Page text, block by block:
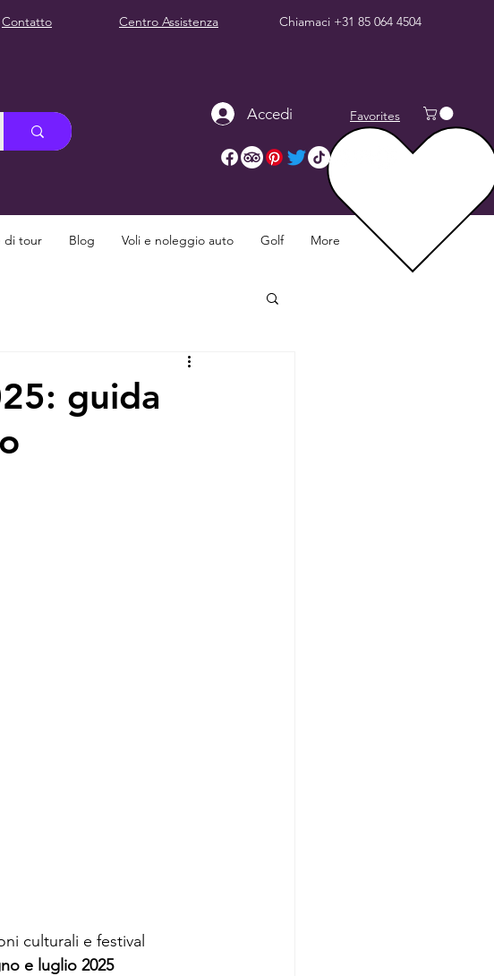
Contatto Centro Assistenza Chiamaci +31 85 064 4504
Accedi Favorites
di tour Blog Voli e noleggio auto Golf More
guida
culturali e festival
e luglio 2025